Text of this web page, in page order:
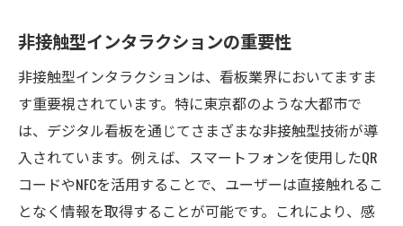
非接触型インタラクションの重要性
非接触型インタラクションは、看板業界においてますま
す重要視されています。特に東京都のような大都市で
は、デジタル看板を通じてさまざまな非接触型技術が導
入されています。例えば、スマートフォンを使用したQR
コードやNFCを活用することで、ユーザーは直接触れるこ
となく情報を取得することが可能です。これにより、感